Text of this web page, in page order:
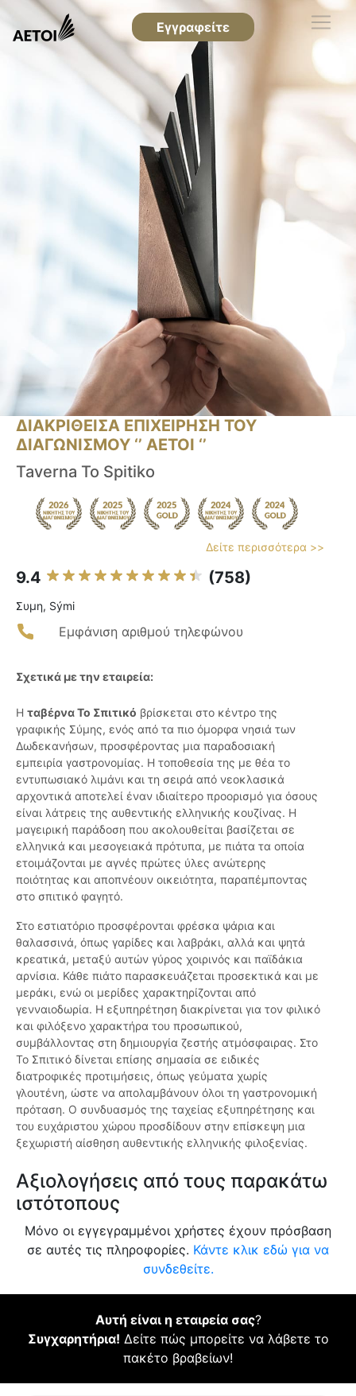
Εγγραφείτε
ΔΙΑΚΡΙΘΕΙΣΑ ΕΠΙΧΕΙΡΗΣΗ ΤΟΥ
ΔΙΑΓΩΝΙΣΜΟΥ ‘’ ΑΕΤΟΙ ‘’
Taverna To Spitiko
Δείτε περισσότερα >>
9.4 (758)
Συμη, Sými
Εμφάνιση αριθμού τηλεφώνου
Σχετικά με την εταιρεία:
Η ταβέρνα Το Σπιτικό βρίσκεται στο κέντρο της
γραφικής Σύμης, ενός από τα πιο όμορφα νησιά των
Δωδεκανήσων, προσφέροντας μια παραδοσιακή
εμπειρία γαστρονομίας. Η τοποθεσία της με θέα το
εντυπωσιακό λιμάνι και τη σειρά από νεοκλασικά
αρχοντικά αποτελεί έναν ιδιαίτερο προορισμό για όσους
είναι λάτρεις της αυθεντικής ελληνικής κουζίνας. Η
μαγειρική παράδοση που ακολουθείται βασίζεται σε
ελληνικά και μεσογειακά πρότυπα, με πιάτα τα οποία
ετοιμάζονται με αγνές πρώτες ύλες ανώτερης
ποιότητας και αποπνέουν οικειότητα, παραπέμποντας
στο σπιτικό φαγητό.
Στο εστιατόριο προσφέρονται φρέσκα ψάρια και
θαλασσινά, όπως γαρίδες και λαβράκι, αλλά και ψητά
κρεατικά, μεταξύ αυτών γύρος χοιρινός και παϊδάκια
αρνίσια. Κάθε πιάτο παρασκευάζεται προσεκτικά και με
μεράκι, ενώ οι μερίδες χαρακτηρίζονται από
γενναιοδωρία. Η εξυπηρέτηση διακρίνεται για τον φιλικό
και φιλόξενο χαρακτήρα του προσωπικού,
συμβάλλοντας στη δημιουργία ζεστής ατμόσφαιρας. Στο
Το Σπιτικό δίνεται επίσης σημασία σε ειδικές
διατροφικές προτιμήσεις, όπως γεύματα χωρίς
γλουτένη, ώστε να απολαμβάνουν όλοι τη γαστρονομική
πρόταση. Ο συνδυασμός της ταχείας εξυπηρέτησης και
του ευχάριστου χώρου προσδίδουν στην επίσκεψη μια
ξεχωριστή αίσθηση αυθεντικής ελληνικής φιλοξενίας.
Αξιολογήσεις από τους παρακάτω
ιστότοπους
Μόνο οι εγγεγραμμένοι χρήστες έχουν πρόσβαση
σε αυτές τις πληροφορίες. Κάντε κλικ εδώ για να
συνδεθείτε.
Αυτή είναι η εταιρεία σας?
Συγχαρητήρια! Δείτε πώς μπορείτε να λάβετε το
πακέτο βραβείων!